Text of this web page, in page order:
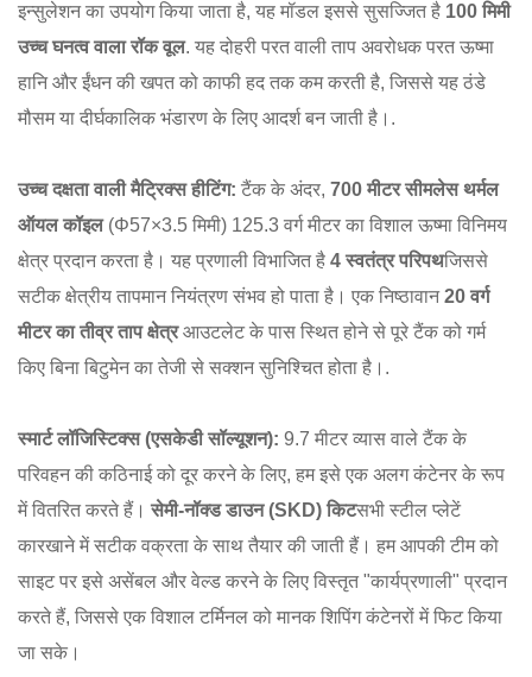
इन्सुलेशन का उपयोग किया जाता है, यह मॉडल इससे सुसज्जित है 100 मिमी
उच्च घनत्व वाला रॉक वूल. यह दोहरी परत वाली ताप अवरोधक परत ऊष्मा
हानि और ईंधन की खपत को काफी हद तक कम करती है, जिससे यह ठंडे
मौसम या दीर्घकालिक भंडारण के लिए आदर्श बन जाती है। .
उच्च दक्षता वाली मैट्रिक्स हीटिंग: टैंक के अंदर, 700 मीटर सीमलेस थर्मल
ऑयल कॉइल(Φ57×3.5 मिमी) 125.3 वर्ग मीटर का विशाल ऊष्मा विनिमय
क्षेत्र प्रदान करता है। यह प्रणाली विभाजित है 4 स्वतंत्र परिपथजिससे
सटीक क्षेत्रीय तापमान नियंत्रण संभव हो पाता है। एक निष्ठावान20 वर्ग
मीटर का तीव्र ताप क्षेत्रआउटलेट के पास स्थित होने से पूरे टैंक को गर्म
किए बिना बिटुमेन का तेजी से सक्शन सुनिश्चित होता है। .
स्मार्ट लॉजिस्टिक्स (एसकेडी सॉल्यूशन): 9.7 मीटर व्यास वाले टैंक के
परिवहन की कठिनाई को दूर करने के लिए, हम इसे एक अलग कंटेनर के रूप
में वितरित करते हैं।सेमी-नॉक्ड डाउन (SKD) किटसभी स्टील प्लेटें
कारखाने में सटीक वक्रता के साथ तैयार की जाती हैं। हम आपकी टीम को
साइट पर इसे असेंबल और वेल्ड करने के लिए विस्तृत "कार्यप्रणाली" प्रदान
करते हैं, जिससे एक विशाल टर्मिनल को मानक शिपिंग कंटेनरों में फिट किया
जा सके।